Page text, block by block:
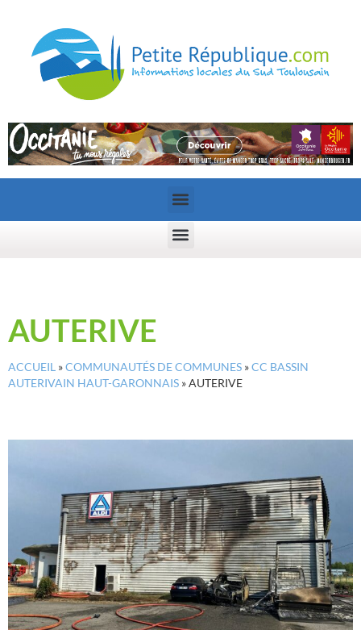
AUTERIVE
ACCUEIL »COMMUNAUTÉS DE COMMUNES »CC BASSIN
AUTERIVAIN HAUT-GARONNAIS »AUTERIVE